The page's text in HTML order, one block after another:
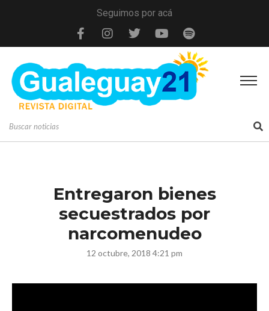
Seguimos por acá
Entregaron bienes
secuestrados por
narcomenudeo
12 octubre, 2018 4:21 pm